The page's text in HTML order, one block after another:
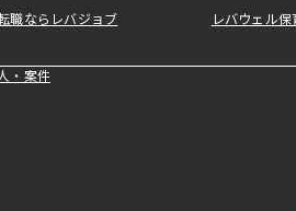
職ならレバジョブ レバウェル
・案件